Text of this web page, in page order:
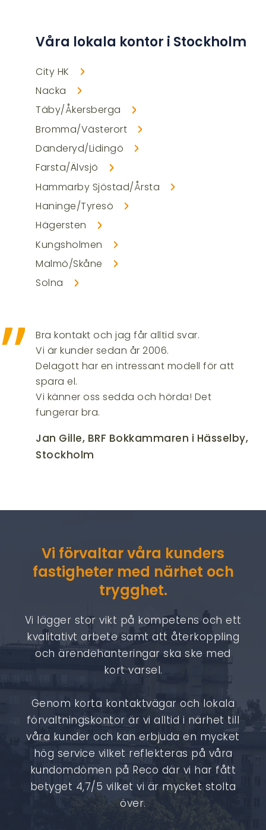
Våra lokala kontor i Stockholm
City HK
Nacka
Täby/Åkersberga
Bromma/Västerort
Danderyd/Lidingö
Farsta/Älvsjö
Hammarby Sjöstad/Årsta
Haninge/Tyresö
Hägersten
Kungsholmen
Malmö/Skåne
Solna
”
Bra kontakt och jag får alltid svar.
Vi är kunder sedan år 2006.
Delagott har en intressant modell för att
spara el.
Vi känner oss sedda och hörda! Det
fungerar bra.
Jan Gille, BRF Bokkammaren i Hässelby,
Stockholm
Vi förvaltar våra kunders
fastigheter med närhet och
trygghet.
Vi lägger stor vikt på kompetens och ett
kvalitativt arbete samt att återkoppling
och ärendehanteringar ska ske med
kort varsel.
Genom korta kontaktvägar och lokala
förvaltningskontor är vi alltid i närhet till
våra kunder och kan erbjuda en mycket
hög service vilket reflekteras på våra
kundomdömen på Reco där vi har fått
betyget 4,7/5 vilket vi är mycket stolta
över.